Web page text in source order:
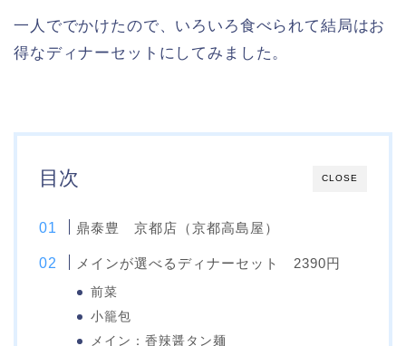
一人ででかけたので、いろいろ食べられて結局はお
得なディナーセットにしてみました。
CLOSE
目次
鼎泰豊 京都店（京都高島屋）
メインが選べるディナーセット 2390円
前菜
小籠包
メイン：香辣醤タン麺